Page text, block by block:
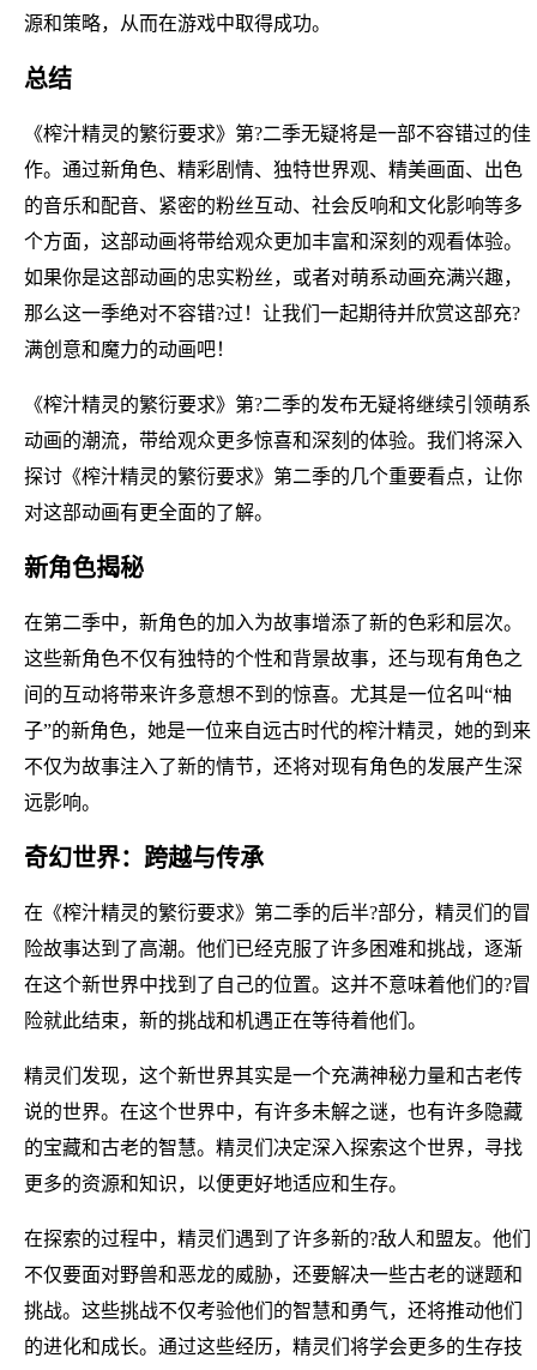
源和策略，从而在游戏中取得成功。
总结
《榨汁精灵的繁衍要求》第?二季无疑将是一部不容错过的佳
作。通过新角色、精彩剧情、独特世界观、精美画面、出色
的音乐和配音、紧密的粉丝互动、社会反响和文化影响等多
个方面，这部动画将带给观众更加丰富和深刻的观看体验。
如果你是这部动画的忠实粉丝，或者对萌系动画充满兴趣，
那么这一季绝对不容错?过！让我们一起期待并欣赏这部充?
满创意和魔力的动画吧！
《榨汁精灵的繁衍要求》第?二季的发布无疑将继续引领萌系
动画的潮流，带给观众更多惊喜和深刻的体验。我们将深入
探讨《榨汁精灵的繁衍要求》第二季的几个重要看点，让你
对这部动画有更全面的了解。
新角色揭秘
在第二季中，新角色的加入为故事增添了新的色彩和层次。
这些新角色不仅有独特的个性和背景故事，还与现有角色之
间的互动将带来许多意想不到的惊喜。尤其是一位名叫“柚
子”的新角色，她是一位来自远古时代的榨汁精灵，她的到来
不仅为故事注入了新的情节，还将对现有角色的发展产生深
远影响。
奇幻世界：跨越与传承
在《榨汁精灵的繁衍要求》第二季的后半?部分，精灵们的冒
险故事达到了高潮。他们已经克服了许多困难和挑战，逐渐
在这个新世界中找到了自己的位置。这并不意味着他们的?冒
险就此结束，新的挑战和机遇正在等待着他们。
精灵们发现，这个新世界其实是一个充满神秘力量和古老传
说的世界。在这个世界中，有许多未解之谜，也有许多隐藏
的宝藏和古老的智慧。精灵们决定深入探索这个世界，寻找
更多的资源和知识，以便更好地适应和生存。
在探索的过程中，精灵们遇到了许多新的?敌人和盟友。他们
不仅要面对野兽和恶龙的威胁，还要解决一些古老的谜题和
挑战。这些挑战不仅考验他们的智慧和勇气，还将推动他们
的进化和成长。通过这些经历，精灵们将学会更多的生存技